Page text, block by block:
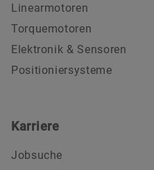
Linearmotoren
Torquemotoren
Elektronik & Sensoren
Positioniersysteme
Karriere
Jobsuche